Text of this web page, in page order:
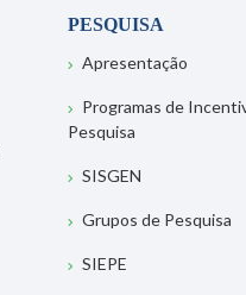
PESQUISA
Apresentação
Programas de
Pesquisa
SISGEN
Grupos de Pesquisa
SIEPE